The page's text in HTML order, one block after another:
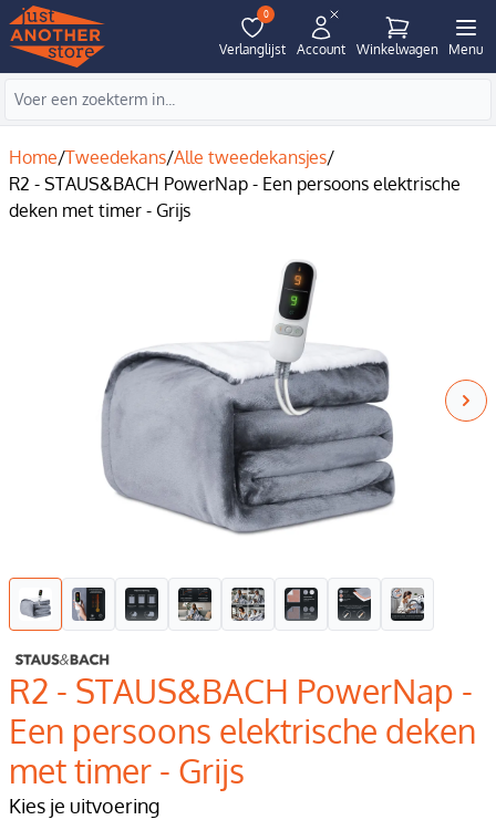
0
Verlanglijst Account Winkelwagen Menu
Home/Tweedekans/Alle tweedekansjes/
R2 - STAUS&BACH PowerNap - Een persoons elektrische
deken met timer - Grijs
R2 - STAUS&BACH PowerNap -
Een persoons elektrische deken
met timer - Grijs
Kies je uitvoering